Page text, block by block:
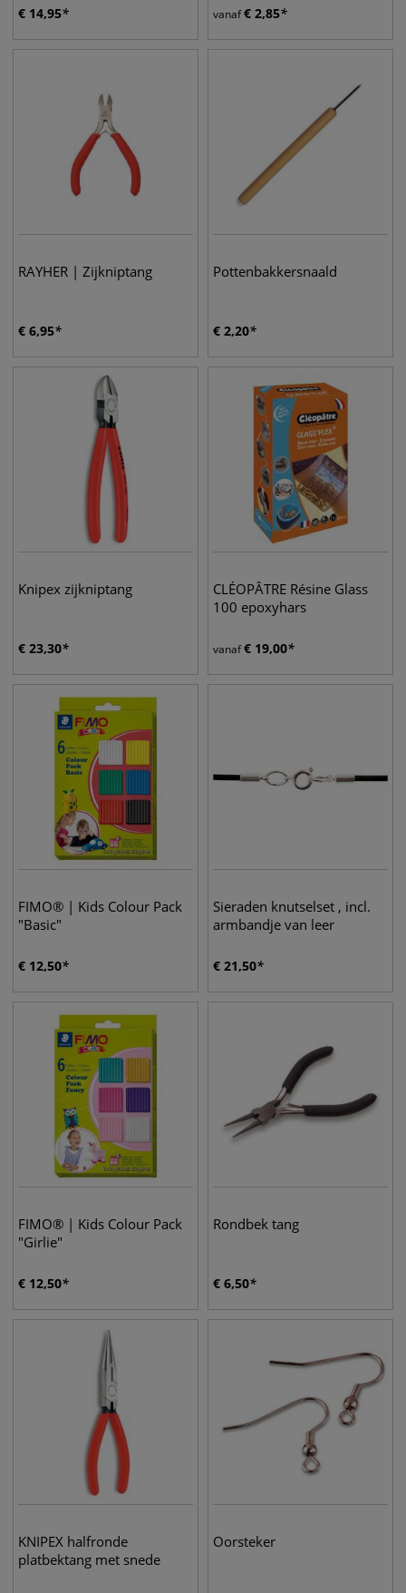
€ 14,95 vanaf€ 2,85
RAYHER | Zijkniptang
€ 6,95
Pottenbakkersnaald
€ 2,20
Knipex zijkniptang
€ 23,30
CLÉOPÂTRE Résine Glass
100 epoxyhars
vanaf€ 19,00
FIMO® | Kids Colour Pack
"Basic"
€ 12,50
Sieraden knutselset , incl.
armbandje van leer
€ 21,50
FIMO® | Kids Colour Pack
"Girlie"
€ 12,50
Rondbek tang
€ 6,50
KNIPEX halfronde
platbektang met snede
Oorsteker